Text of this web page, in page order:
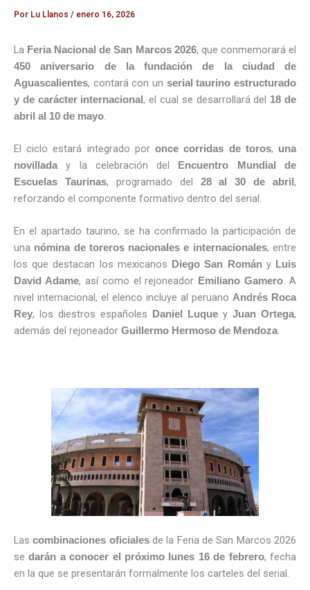
Por Lu Llanos / enero 16, 2026
La Feria Nacional de San Marcos 2026, que conmemorará el
450 aniversario de la fundación de la ciudad de
Aguascalientes, contará con un serial taurino estructurado
y de carácter internacional, el cual se desarrollará del 18 de
abril al 10 de mayo
El ciclo estará integrado poronce corridas de toros, una
novilladay la celebración del
Encuentro Mundial de
Escuelas Taurinas, programado del 28 al 30 de abril ,
reforzando el componente formativo dentro del serial.
En el apartado taurino, se ha confirmado la participación de
una nómina de toreros nacionales e internacionales, entre
los que destacan los mexicanos
Diego San Romány Luis
David Adame, así como el rejoneador Emiliano Gamero. A
nivel internacional, el elenco incluye al peruano Andrés Roca
Rey, los diestros españoles Daniel Luque y Juan Ortega,
además del rejoneador Guillermo Hermoso de Mendoza.
Lascombinaciones oficialesde la Feria de San Marcos 2026
sedarán a conocer el próximo lunes 16 de febrero, fecha
en la que se presentarán formalmente los carteles del serial.